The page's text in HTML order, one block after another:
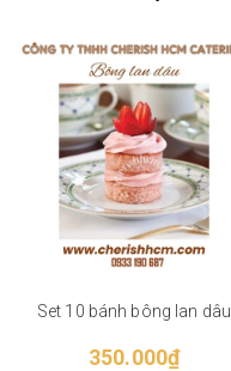
Set 10 bánh bông lan dâu
350.000₫